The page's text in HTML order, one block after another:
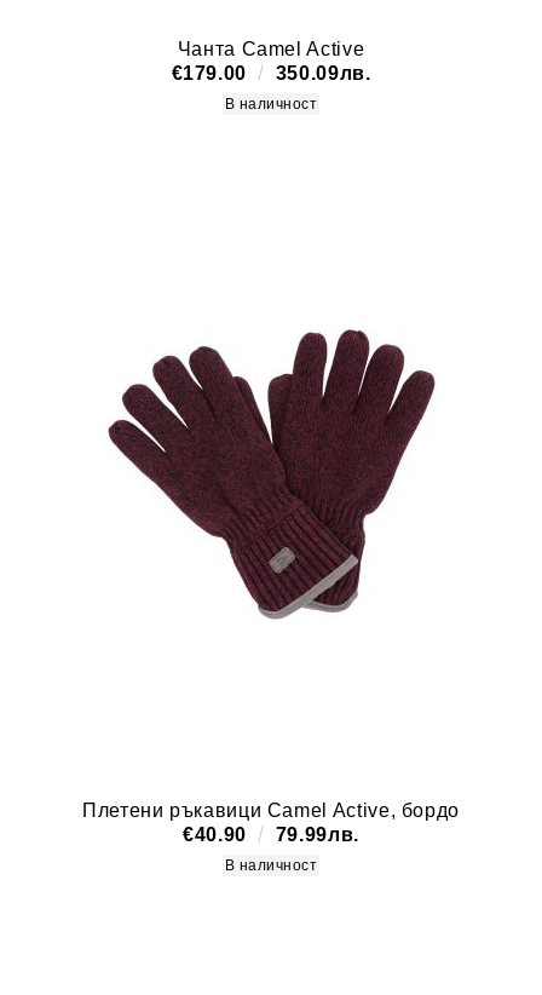
Чанта Camel Active
€179.00
350.09лв.
В наличност
Плетени ръкавици Camel Active, бордо
€40.90
79.99лв.
В наличност